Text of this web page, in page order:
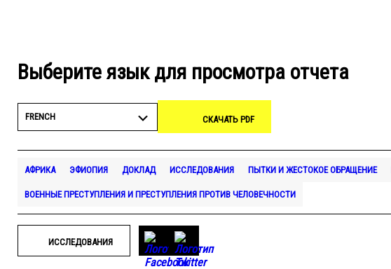
Выберите язык для просмотра отчета
FRENCH СКАЧАТЬ PDF
АФРИКА ЭФИОПИЯ ДОКЛАД ИССЛЕДОВАНИЯ ПЫТКИ И ЖЕСТОКОЕ ОБРАЩЕНИЕ
ВОЕННЫЕ ПРЕСТУПЛЕНИЯ И ПРЕСТУПЛЕНИЯ ПРОТИВ ЧЕЛОВЕЧНОСТИ
ИССЛЕДОВАНИЯ